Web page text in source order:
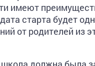
имеют
старта будет
от родителей из